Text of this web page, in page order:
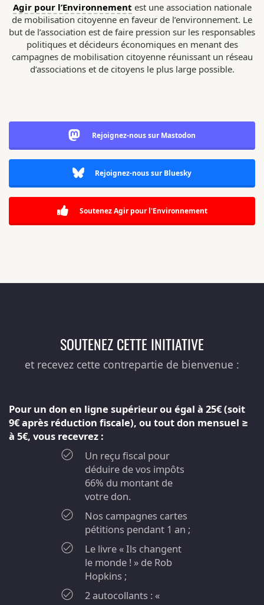
Agir pour l’Environnement est une association nationale
de mobilisation citoyenne en faveur de l’environnement. Le
but de l’association est de faire pression sur les responsables
politiques et décideurs économiques en menant des
campagnes de mobilisation citoyenne réunissant un réseau
d’associations et de citoyens le plus large possible.
Rejoignez-nous sur Mastodon
Rejoignez-nous sur Bluesky
Soutenez Agir pour l'Environnement
SOUTENEZ CETTE INITIATIVE
et recevez cette contrepartie de bienvenue :
Pour un don en ligne supérieur ou égal à 25€ (soit
9€ après réduction fiscale), ou tout don mensuel ≥
à 5€, vous recevrez :
Un reçu fiscal pour
déduire de vos impôts
66% du montant de
votre don.
Nos campagnes cartes
pétitions pendant 1 an ;
Le livre « Ils changent
le monde ! » de Rob
Hopkins ;
2 autocollants : «